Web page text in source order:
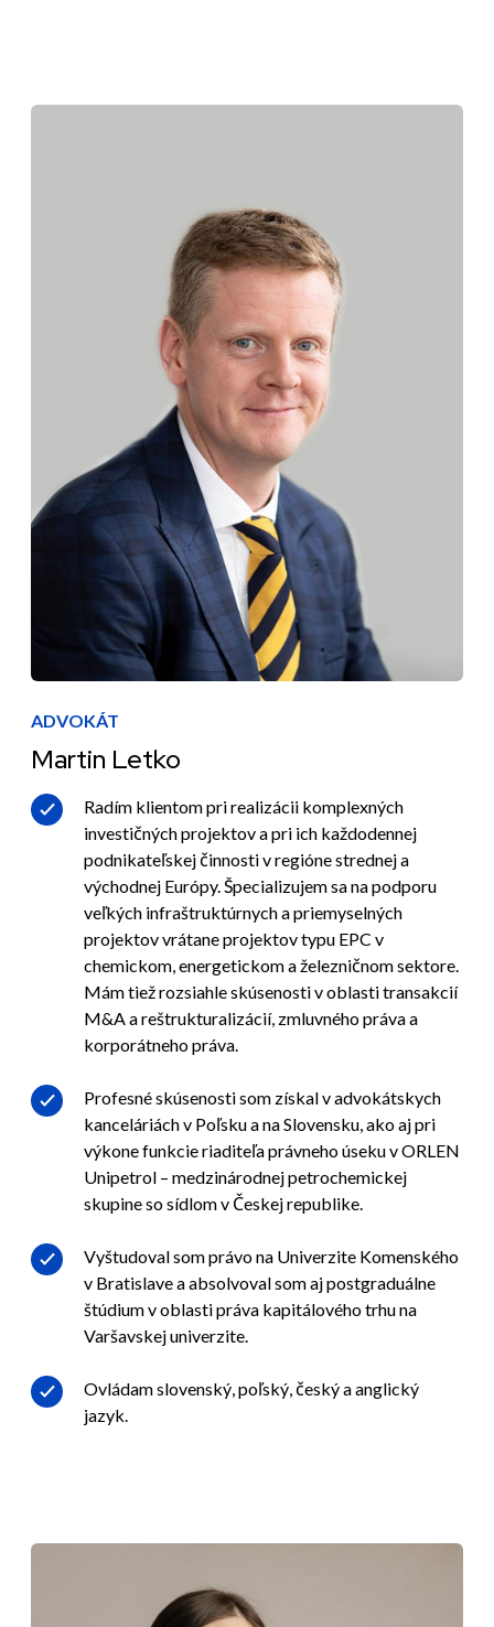
ADVOKÁT
Martin Letko
Radím klientom pri realizácii komplexných
investičných projektov a pri ich každodennej
podnikateľskej činnosti v regióne strednej a
východnej Európy. Špecializujem sa na podporu
veľkých infraštruktúrnych a priemyselných
projektov vrátane projektov typu EPC v
chemickom, energetickom a železničnom sektore.
Mám tiež rozsiahle skúsenosti v oblasti transakcií
M&A a reštrukturalizácií, zmluvného práva a
korporátneho práva.
Profesné skúsenosti som získal v advokátskych
kanceláriách v Poľsku a na Slovensku, ako aj pri
výkone funkcie riaditeľa právneho úseku v ORLEN
Unipetrol – medzinárodnej petrochemickej
skupine so sídlom v Českej republike.
Vyštudoval som právo na Univerzite Komenského
v Bratislave a absolvoval som aj postgraduálne
štúdium v oblasti práva kapitálového trhu na
Varšavskej univerzite.
Ovládam slovenský, poľský, český a anglický
jazyk.